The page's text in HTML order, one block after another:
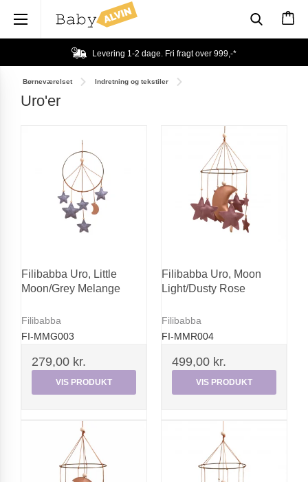
Levering 1-2 dage. Fri fragt over 999,-*
Børneværelset Indretning og tekstiler
Uro'er
Filibabba Uro, Little
Moon/Grey Melange
Filibabba
FI-MMG003
279,00 kr.
VIS PRODUKT
Filibabba Uro, Moon
Light/Dusty Rose
Filibabba
FI-MMR004
499,00 kr.
VIS PRODUKT